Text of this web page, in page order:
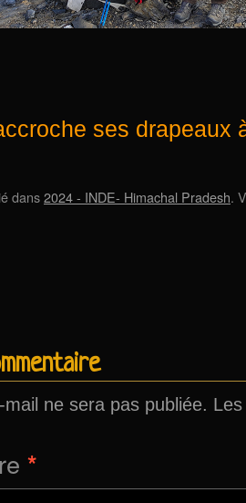
ses drapeaux
dans2024 - INDE- Himachal Pradesh.
ne sera pas publiée.
*